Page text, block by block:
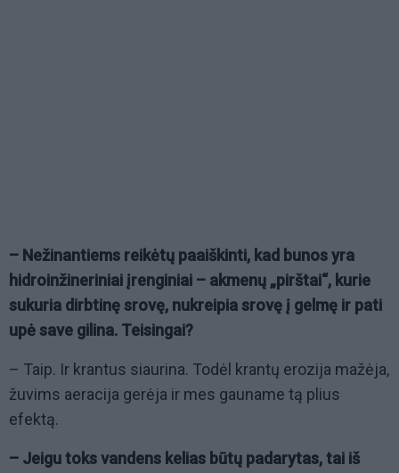
– Nežinantiems reikėtų paaiškinti, kad bunos yra
hidroinžineriniai įrenginiai – akmenų „pirštai“, kurie
sukuria dirbtinę srovę, nukreipia srovę į gelmę ir pati
upė save gilina. Teisingai?
– Taip. Ir krantus siaurina. Todėl krantų erozija mažėja,
žuvims aeracija gerėja ir mes gauname tą plius
efektą.
– Jeigu toks vandens kelias būtų padarytas, tai iš